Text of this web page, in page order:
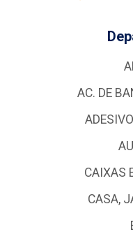
AC. DE
CAIXAS
CASA,